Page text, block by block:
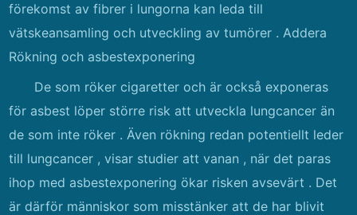
förekomst av fibrer i lungorna kan leda till
vätskeansamling och utveckling av tumörer . Addera
Rökning och asbestexponering
De som röker cigaretter och är också exponeras
för asbest löper större risk att utveckla lungcancer än
de som inte röker . Även rökning redan potentiellt leder
till lungcancer , visar studier att vanan , när det paras
ihop med asbestexponering ökar risken avsevärt . Det
är därför människor som misstänker att de har blivit